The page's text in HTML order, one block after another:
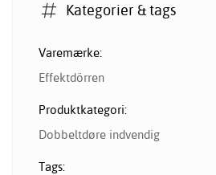
Kategorier & tags
Varemærke:
Effektdörren
Produktkategori:
Dobbeltdøre indvendig
Tags: